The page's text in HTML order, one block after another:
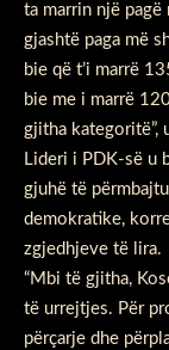
ta marrin një pagë
gjashtë paga më
bie që t’i marrë
bie me i marrë
gjitha kategoritë”,
Lideri i PDK-së u
gjuhë të
demokratike,
zgjedhjeve të lira.
“Mbi të gjitha,
të urrejtjes. Për
përçarje dhe